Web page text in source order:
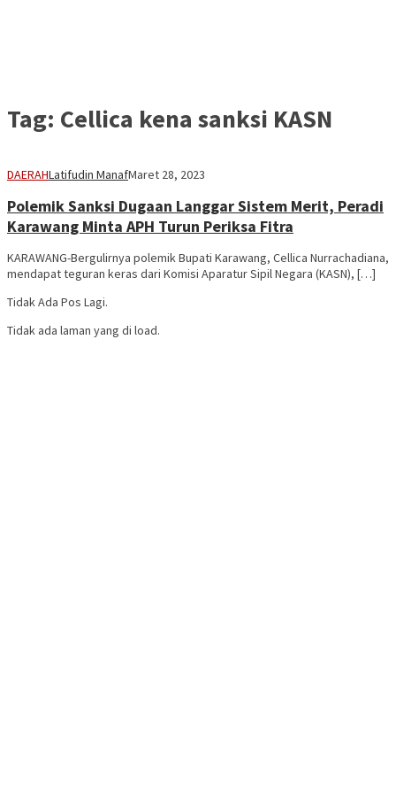
Tag: Cellica kena sanksi KASN
DAERAHLatifudin ManafMaret 28, 2023
Polemik Sanksi Dugaan Langgar Sistem Merit, Peradi
Karawang Minta APH Turun Periksa Fitra
KARAWANG-Bergulirnya polemik Bupati Karawang, Cellica Nurrachadiana,
mendapat teguran keras dari Komisi Aparatur Sipil Negara (KASN), […]
Tidak Ada Pos Lagi.
Tidak ada laman yang di load.